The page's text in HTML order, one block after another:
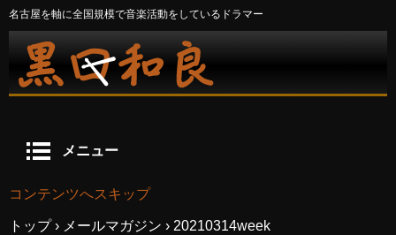
名古屋を軸に全国規模で音楽活動をしているドラマー
メニュー
コンテンツへスキップ
トップ › メールマガジン › 20210314week